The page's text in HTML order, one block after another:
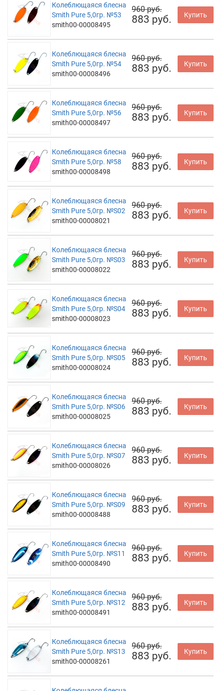
Колеблющаяся блесна
Smith Pure 5,0гр. №53
smith00-00008495
960 руб.
883 руб. Купить
Колеблющаяся блесна
Smith Pure 5,0гр. №54
smith00-00008496
960 руб.
883 руб. Купить
Колеблющаяся блесна
Smith Pure 5,0гр. №56
smith00-00008497
960 руб.
883 руб. Купить
Колеблющаяся блесна
Smith Pure 5,0гр. №58
smith00-00008498
960 руб.
883 руб. Купить
Колеблющаяся блесна
Smith Pure 5,0гр. №S02
smith00-00008021
960 руб.
883 руб. Купить
Колеблющаяся блесна
Smith Pure 5,0гр. №S03
smith00-00008022
960 руб.
883 руб. Купить
Колеблющаяся блесна
Smith Pure 5,0гр. №S04
smith00-00008023
960 руб.
883 руб. Купить
Колеблющаяся блесна
Smith Pure 5,0гр. №S05
smith00-00008024
960 руб.
883 руб. Купить
Колеблющаяся блесна
Smith Pure 5,0гр. №S06
smith00-00008025
960 руб.
883 руб. Купить
Колеблющаяся блесна
Smith Pure 5,0гр. №S07
smith00-00008026
960 руб.
883 руб. Купить
Колеблющаяся блесна
Smith Pure 5,0гр. №S09
smith00-00008488
960 руб.
883 руб. Купить
Колеблющаяся блесна
Smith Pure 5,0гр. №S11
smith00-00008490
960 руб.
883 руб. Купить
Колеблющаяся блесна
Smith Pure 5,0гр. №S12
smith00-00008491
960 руб.
883 руб. Купить
Колеблющаяся блесна
Smith Pure 5,0гр. №S13
smith00-00008261
960 руб.
883 руб. Купить